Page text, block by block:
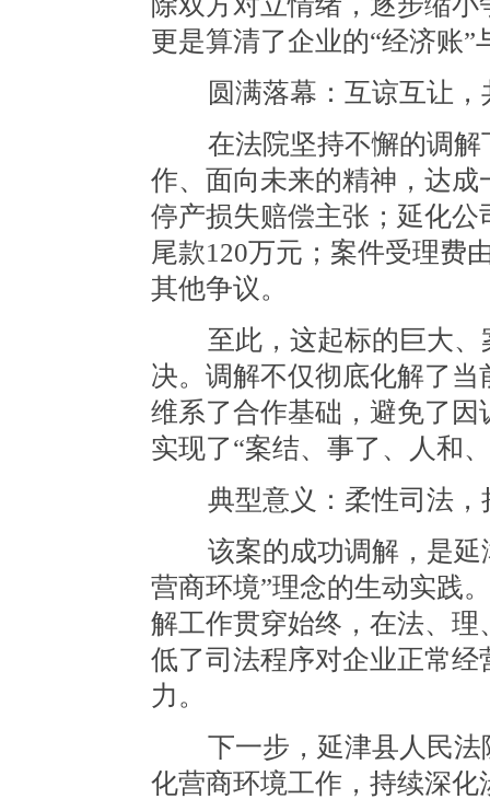
更是算清了企业的“经济账”
圆满落幕：互谅互让，
在法院坚持不懈的调解
作、面向未来的精神，达
停产损失赔偿主张；延化公
尾款120万元；案件受理费
其他争议。
至此，这起标的巨大、
决。调解不仅彻底化解了
维系了合作基础，避免了
实现了“案结、事了、人和
典型意义：柔性司法，
该案的成功调解，是延
营商环境”理念的生动实践
解工作贯穿始终，在法、
低了司法程序对企业正常
力。
下一步，延津县人民法
化营商环境工作，持续深